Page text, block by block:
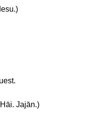
Jajān.)